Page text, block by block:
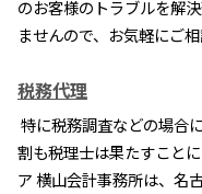
のお客様のトラブルを解
ませんので、お気軽にご相
税務代理
特に税務調査などの場合
割も税理士は果たすこと
ア 横山会計事務所は、名